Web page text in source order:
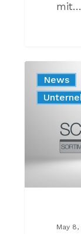
mit…
UND
WARTUNG
ANLAGEN
STETS
News
Produkt
May 8,